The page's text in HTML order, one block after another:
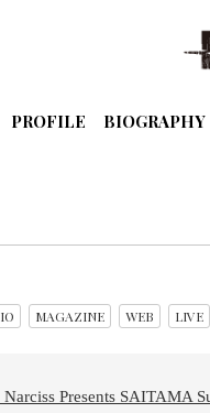
PROFILE BIOGRAPHY
MAGAZINE WEB LIVE
Narciss Presents SAITAMA